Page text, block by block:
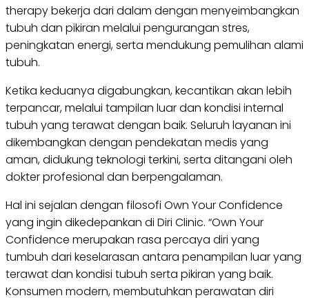
therapy bekerja dari dalam dengan menyeimbangkan
tubuh dan pikiran melalui pengurangan stres,
peningkatan energi, serta mendukung pemulihan alami
tubuh.
Ketika keduanya digabungkan, kecantikan akan lebih
terpancar, melalui tampilan luar dan kondisi internal
tubuh yang terawat dengan baik. Seluruh layanan ini
dikembangkan dengan pendekatan medis yang
aman, didukung teknologi terkini, serta ditangani oleh
dokter profesional dan berpengalaman.
Hal ini sejalan dengan filosofi Own Your Confidence
yang ingin dikedepankan di Diri Clinic. “Own Your
Confidence merupakan rasa percaya diri yang
tumbuh dari keselarasan antara penampilan luar yang
terawat dan kondisi tubuh serta pikiran yang baik.
Konsumen modern, membutuhkan perawatan diri